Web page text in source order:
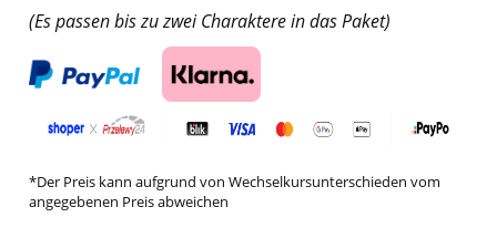
(Es passen bis zu zwei Charaktere in das Paket)
*Der Preis kann aufgrund von Wechselkursunterschieden vom
angegebenen Preis abweichen